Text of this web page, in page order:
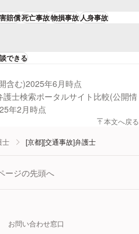
賠償死亡事故物損事故人身事故
できる
含む)2025年6月時点
士検索ポータルサイト比較(公開情
年2月時点
本文へ戻る
士 [京都][交通事故]弁護士
ージの先頭へ
お問い合わせ窓口